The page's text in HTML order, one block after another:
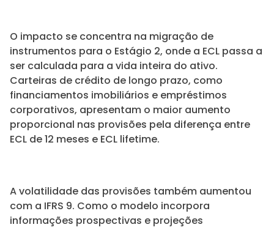
O impacto se concentra na migração de
instrumentos para o Estágio 2, onde a ECL passa a
ser calculada para a vida inteira do ativo.
Carteiras de crédito de longo prazo, como
financiamentos imobiliários e empréstimos
corporativos, apresentam o maior aumento
proporcional nas provisões pela diferença entre
ECL de 12 meses e ECL lifetime.
A volatilidade das provisões também aumentou
com a IFRS 9. Como o modelo incorpora
informações prospectivas e projeções